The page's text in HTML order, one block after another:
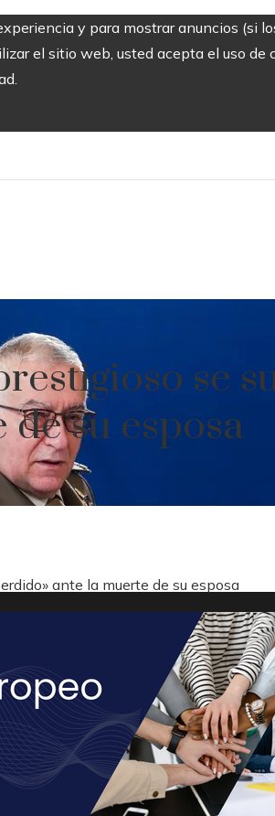
y para mostrar anuncios (si
el sitio web, usted acepta el uso
se
su esposa
ante la muerte de su esposa